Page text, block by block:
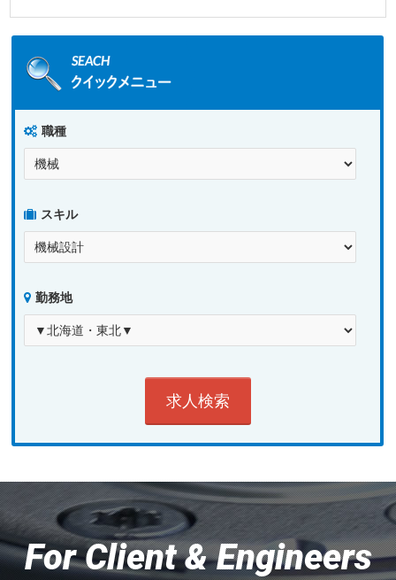
職種
スキル
勤務地
For Client & Engineers